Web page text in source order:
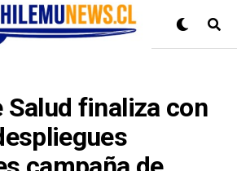
Salud finaliza con